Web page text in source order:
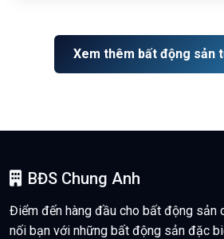
Xem thêm bất động sản
BĐS Chung Anh
Điểm đến hàng đầu cho bất động sản
nối bạn với những bất động sản đặc